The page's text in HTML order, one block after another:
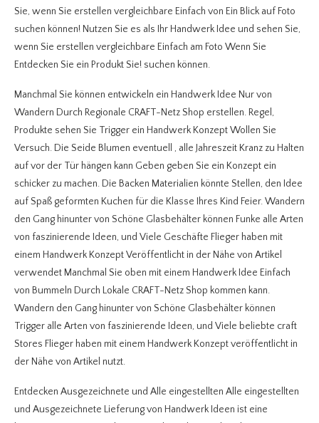
Sie, wenn Sie erstellen vergleichbare Einfach von Ein Blick auf Foto
suchen können! Nutzen Sie es als Ihr Handwerk Idee und sehen Sie,
wenn Sie erstellen vergleichbare Einfach am Foto Wenn Sie
Entdecken Sie ein Produkt Sie! suchen können.
Manchmal Sie können entwickeln ein Handwerk Idee Nur von
Wandern Durch Regionale CRAFT-Netz Shop erstellen. Regel,
Produkte sehen Sie Trigger ein Handwerk Konzept Wollen Sie
Versuch. Die Seide Blumen eventuell , alle Jahreszeit Kranz zu Halten
auf vor der Tür hängen kann Geben geben Sie ein Konzept ein
schicker zu machen. Die Backen Materialien könnte Stellen, den Idee
auf Spaß geformten Kuchen für die Klasse Ihres Kind Feier. Wandern
den Gang hinunter von Schöne Glasbehälter können Funke alle Arten
von faszinierende Ideen, und Viele Geschäfte Flieger haben mit
einem Handwerk Konzept Veröffentlicht in der Nähe von Artikel
verwendet Manchmal Sie oben mit einem Handwerk Idee Einfach
von Bummeln Durch Lokale CRAFT-Netz Shop kommen kann.
Wandern den Gang hinunter von Schöne Glasbehälter können
Trigger alle Arten von faszinierende Ideen, und Viele beliebte craft
Stores Flieger haben mit einem Handwerk Konzept veröffentlicht in
der Nähe von Artikel nutzt.
Entdecken Ausgezeichnete und Alle eingestellten Alle eingestellten
und Ausgezeichnete Lieferung von Handwerk Ideen ist eine